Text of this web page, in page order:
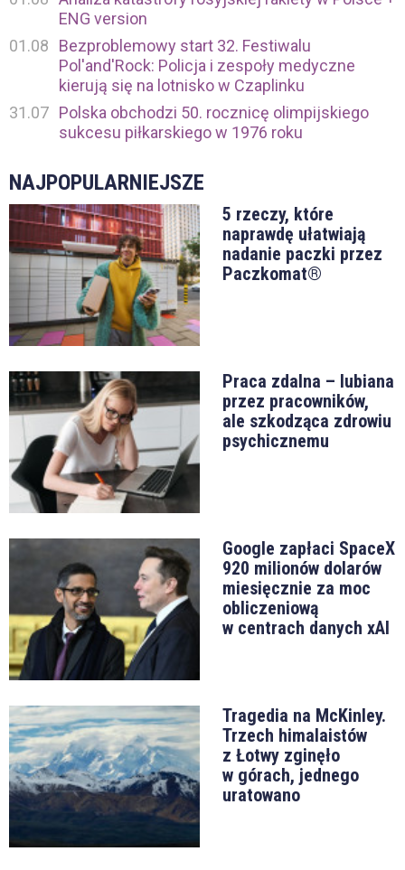
ENG version
01.08
Bezproblemowy start 32. Festiwalu
Pol'and'Rock: Policja i zespoły medyczne
kierują się na lotnisko w Czaplinku
31.07 Polska obchodzi 50. rocznicę olimpijskiego
sukcesu piłkarskiego w 1976 roku
NAJPOPULARNIEJSZE
5 rzeczy, które
naprawdę ułatwiają
nadanie paczki przez
Paczkomat®
Praca zdalna – lubiana
przez pracowników,
ale szkodząca zdrowiu
psychicznemu
Google zapłaci SpaceX
920 milionów dolarów
miesięcznie za moc
obliczeniową
w centrach danych xAI
Tragedia na McKinley.
Trzech himalaistów
z Łotwy zginęło
w górach, jednego
uratowano